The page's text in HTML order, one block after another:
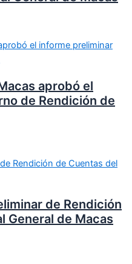
aprobó el
de Rendición de
de Rendición
General de Macas